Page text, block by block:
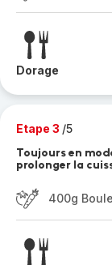
Dorage
Etape 3 /5
Toujours en
prolonger la
400g